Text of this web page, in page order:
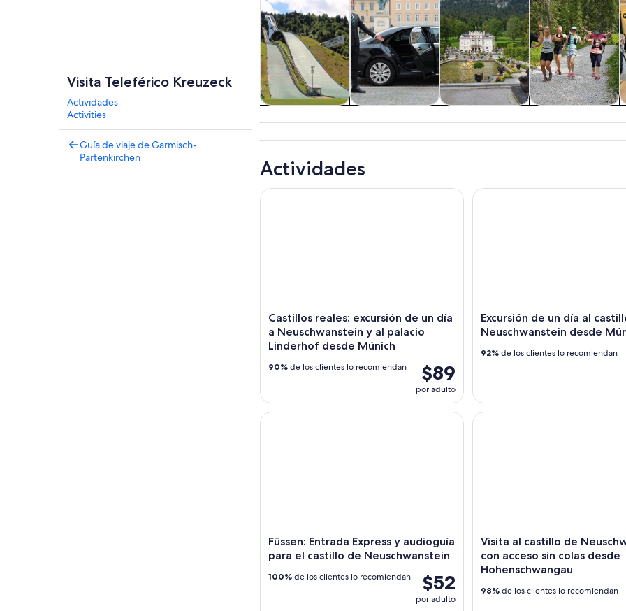
Visita Teleférico Kreuzeck
Actividades
Activities
Guía de viaje de Garmisch-
Partenkirchen
excursiones de
un día
personalizados
actividades al
aire libre
Actividades
Castillos reales: excursión de un día
a Neuschwanstein y al palacio
Linderhof desde Múnich
$89
por adulto
90% de los clientes lo recomiendan
Castillos reales: excursión de un día a Neuschwanstein y al palacio
Excursión de un día al
Neuschwanstein desde
92% de los clientes lo recomiendan
Excursión de un día al castillo
Füssen: Entrada Express y audioguía
para el castillo de Neuschwanstein
$52
por adulto
100% de los clientes lo recomiendan
Füssen: Entrada Express y audioguía para el castillo de Neuschwanstein
Visita al castillo de
con acceso sin colas desde
Hohenschwangau
98% de los clientes lo recomiendan
Visita al castillo de